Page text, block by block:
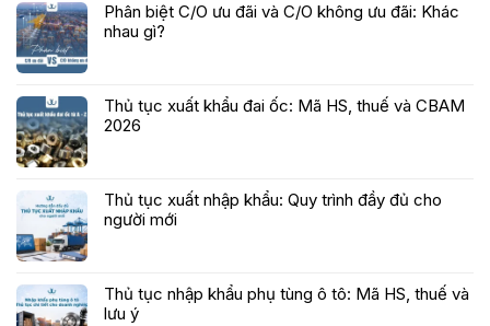
Phân biệt C/O ưu đãi và C/O không ưu đãi: Khác
nhau gì?
Thủ tục xuất khẩu đai ốc: Mã HS, thuế và CBAM
2026
Thủ tục xuất nhập khẩu: Quy trình đầy đủ cho
người mới
Thủ tục nhập khẩu phụ tùng ô tô: Mã HS, thuế và
lưu ý